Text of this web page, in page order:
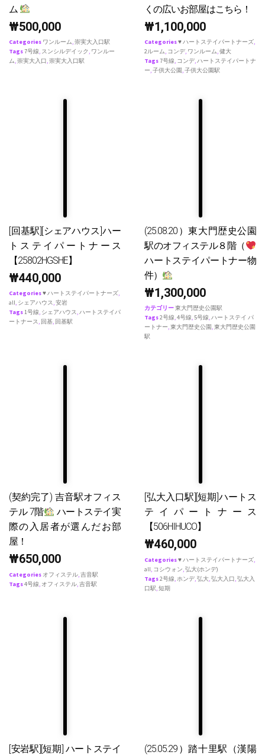
ム
₩500,000
Categories ワンルーム,崇実大入口駅
Tags7号線, スンシルデイック , ワンルー
ム,崇実大入口,崇実大入口駅
くの広いお部屋はこちら！
₩1,100,000
Categories♥ ハートステイパートナーズ,
2ルーム, コンデ, ワンルーム,健大
Tags7号線, コンデ,ハートステイパートナ
ー,子供大公園 ,子供大公園駅
[回基駅][シェアハウス]ハー
トステイパートナース
【25802HGSHE】
₩440,000
Categories♥ ハートステイパートナーズ,
all, シェアハウス,安岩
Tags1号線, シェアハウス,ハートステイパ
ートナース, 回基, 回基駅
(25.08.20）東大門歴史公園
駅のオフィステル８階（
ハートステイパートナー物
件）
₩1,300,000
カテゴリー東大門歴史公園駅
Tags2号線,4号線, 5号線,ハートステイ パ
ートナー,東大門歴史公園 ,東大門歴史公園
駅
(契約完了) 吉音駅オフィス
テル 7階
ハートステイ実
際の入居者が選んだお部
屋！
₩650,000
Categories オフィステル,吉音駅
Tags4号線, オフィステル,吉音駅
[弘大入口駅][短期]ハートス
テイパートナース
【506HIHUCO】
₩460,000
Categories♥ ハートステイパートナーズ,
all, コシウォン,弘大(ホンデ)
Tags2号線,ホンデ,弘大,弘大入口,弘大入
口駅,短期
[安岩駅][短期] ハートステイ
(25.05.29）踏十里駅（漢陽